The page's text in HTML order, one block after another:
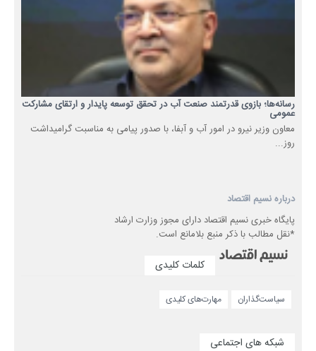
رسانه‌ها؛ بازوی قدرتمند صنعت آب در تحقق توسعه پایدار و ارتقای مشارکت
عمومی
معاون وزیر نیرو در امور آب و آبفا، با صدور پیامی به مناسبت گرامیداشت
روز...
درباره نسیم اقتصاد
پایگاه خبری نسیم اقتصاد دارای مجوز وزارت ارشاد
*نقل مطالب با ذکر منبع بلامانع است.
کلمات کلیدی
سیاست‌گذاران مهارت‌های کلیدی
شبکه های اجتماعی